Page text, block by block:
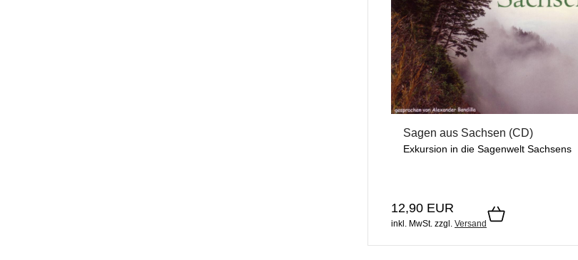
Sagen aus Sachsen (CD)
Exkursion in die Sagenwelt Sachsens
12,90 EUR
inkl. MwSt. zzgl. Versand